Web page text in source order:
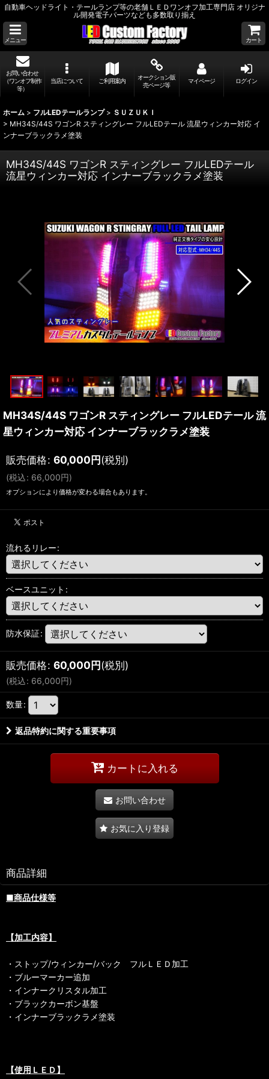
自動車ヘッドライト・テールランプ等の老舗ＬＥＤワンオフ加工専門店 オリジナ
ル開発電子パーツなども多数取り揃え
メニュー カート
お問い合わせ
（ワンオフ制作
等）
当店について ご利用案内
オークション販
売ページ等
マイページ ログイン
ホーム > フルLEDテールランプ > ＳＵＺＵＫＩ
> MH34S/44S ワゴンR スティングレー フルLEDテール 流星ウィンカー対応 イ
ンナーブラックラメ塗装
MH34S/44S ワゴンR スティングレー フルLEDテール
流星ウィンカー対応 インナーブラックラメ塗装
MH34S/44S ワゴンR スティングレー フルLEDテール 流
星ウィンカー対応 インナーブラックラメ塗装
販売価格: 60,000円(税別)
(税込: 66,000円)
オプションにより価格が変わる場合もあります。
流れるリレー:
ベースユニット :
防水保証:
販売価格: 60,000円(税別)
(税込: 66,000円)
数量:
返品特約に関する重要事項
カートに入れる
お問い合わせ
お気に入り登録
商品詳細
■商品仕様等
【加工内容】
・ストップ/ウィンカー/バック フルＬＥＤ加工
・ブルーマーカー追加
・インナークリスタル加工
・ブラックカーボン基盤
・インナーブラックラメ塗装
【使用ＬＥＤ】